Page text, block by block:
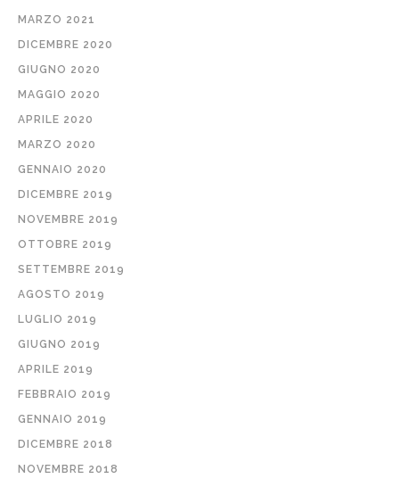
MARZO 2021
DICEMBRE 2020
GIUGNO 2020
MAGGIO 2020
APRILE 2020
MARZO 2020
GENNAIO 2020
DICEMBRE 2019
NOVEMBRE 2019
OTTOBRE 2019
SETTEMBRE 2019
AGOSTO 2019
LUGLIO 2019
GIUGNO 2019
APRILE 2019
FEBBRAIO 2019
GENNAIO 2019
DICEMBRE 2018
NOVEMBRE 2018